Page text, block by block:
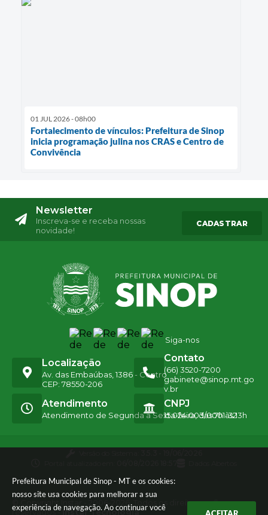
Prefeitura Municipal de Sinop - MT e os cookies:
nosso site usa cookies para melhorar a sua
experiência de navegação. Ao continuar você
01 JUL 2026 - 08h00
Fortalecimento de vínculos: Prefeitura de Sinop
inicia programação julina nos CRAS e Centro de
Convivência
Newsletter
Inscreva-se e receba nossas
novidade!
CADASTRAR
Siga-nos
Localização
Av. das Embaúbas, 1386 - Centro
CEP: 78550-206
Contato
(66) 3520-7200
gabinete@sinop.mt.go
v.br
Atendimento
Atendimento de Segunda a Sexta-feira, das 7h às 13h
CNPJ
15.024.003/0001-32
© Copyright Instar - 2006-2026. Todos os direitos
reservados - Instar Tecnologia